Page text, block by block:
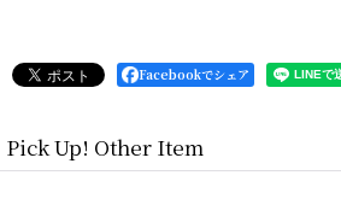
Facebookでシェア
Pick Up! Other Item